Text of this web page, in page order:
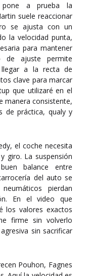
a prueba la
suele reaccionar
se ajusta con un
la velocidad punta,
para mantener
de ajuste permite
llegar a la recta de
clave para marcar
que utilizaré en el
manera consistente,
de práctica, qualy y
el coche necesita
giro. La suspensión
balance entre
del auto se
pierdan
En el video que
los valores exactos
firme sin volverlo
sin sacrificar
Pouhon, Fagnes